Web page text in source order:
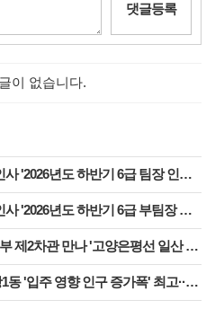
댓글등록
이 없습니다.
년도 하반기 6급 팀장 인사발령 사항'
도 하반기 6급 부팀장 이하 인사발령 사항'
만나 '고양은평선 일산 연장 반영' 등 요청
영향 인구 증가폭' 최고··풍산동도 증가세 지속